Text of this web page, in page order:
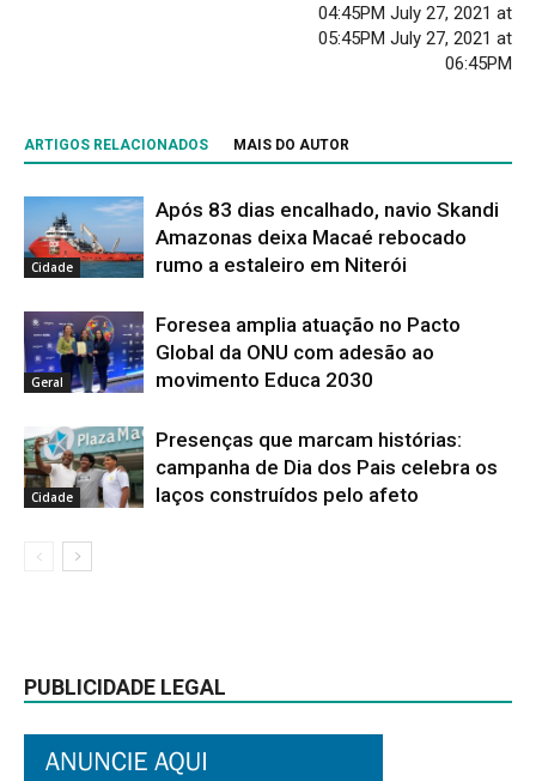
04:45PM July 27, 2021 at
05:45PM July 27, 2021 at
06:45PM
ARTIGOS RELACIONADOS MAIS DO AUTOR
Cidade
Após 83 dias encalhado, navio Skandi
Amazonas deixa Macaé rebocado
rumo a estaleiro em Niterói
Geral
Foresea amplia atuação no Pacto
Global da ONU com adesão ao
movimento Educa 2030
Cidade
Presenças que marcam histórias:
campanha de Dia dos Pais celebra os
laços construídos pelo afeto
PUBLICIDADE LEGAL